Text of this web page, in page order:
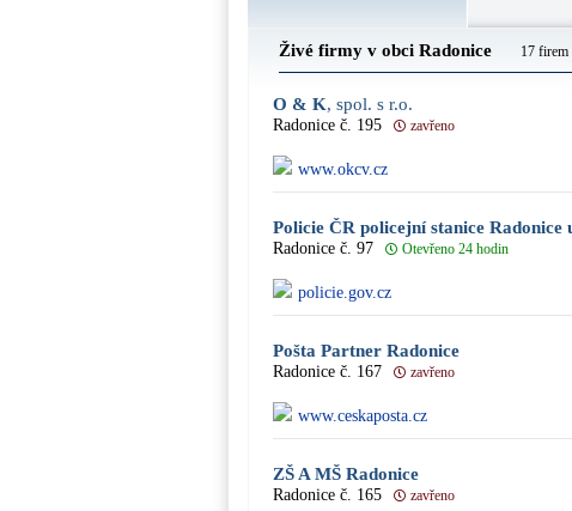
Živé firmy v obci Radonice 17 firem
O & K, spol. s r.o.
Radonice č. 195 zavřeno
www.okcv.cz
Policie ČR policejní stanice Radonice
Radonice č. 97 Otevřeno 24 hodin
policie.gov.cz
Pošta Partner Radonice
Radonice č. 167 zavřeno
www.ceskaposta.cz
ZŠ A MŠ Radonice
Radonice č. 165 zavřeno